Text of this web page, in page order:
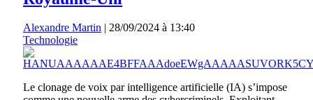
Alexandre Martin
28/09/2024 à 13:40
Technologie
Le clonage de voix par intelligence artificielle (IA) s’impose